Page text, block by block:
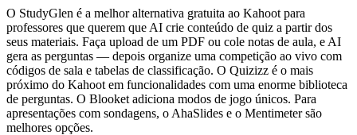
O StudyGlen é a melhor alternativa gratuita ao Kahoot para
professores que querem que AI crie conteúdo de quiz a partir dos
seus materiais. Faça upload de um PDF ou cole notas de aula, e AI
gera as perguntas — depois organize uma competição ao vivo com
códigos de sala e tabelas de classificação. O Quizizz é o mais
próximo do Kahoot em funcionalidades com uma enorme biblioteca
de perguntas. O Blooket adiciona modos de jogo únicos. Para
apresentações com sondagens, o AhaSlides e o Mentimeter são
melhores opções.